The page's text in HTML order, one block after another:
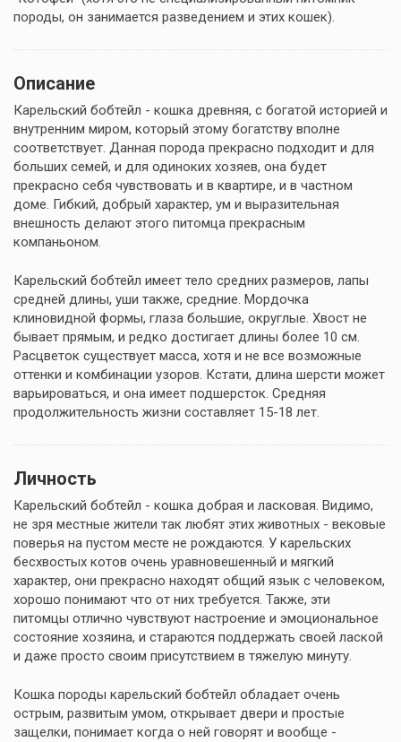
породы, он занимается разведением и этих кошек).
Описание
Карельский бобтейл - кошка древняя, с богатой историей и
внутренним миром, который этому богатству вполне
соответствует. Данная порода прекрасно подходит и для
больших семей, и для одиноких хозяев, она будет
прекрасно себя чувствовать и в квартире, и в частном
доме. Гибкий, добрый характер, ум и выразительная
внешность делают этого питомца прекрасным
компаньоном.
Карельский бобтейл имеет тело средних размеров, лапы
средней длины, уши также, средние. Мордочка
клиновидной формы, глаза большие, округлые. Хвост не
бывает прямым, и редко достигает длины более 10 см.
Расцветок существует масса, хотя и не все возможные
оттенки и комбинации узоров. Кстати, длина шерсти может
варьироваться, и она имеет подшерсток. Средняя
продолжительность жизни составляет 15-18 лет.
Личность
Карельский бобтейл - кошка добрая и ласковая. Видимо,
не зря местные жители так любят этих животных - вековые
поверья на пустом месте не рождаются. У карельских
бесхвостых котов очень уравновешенный и мягкий
характер, они прекрасно находят общий язык с человеком,
хорошо понимают что от них требуется. Также, эти
питомцы отлично чувствуют настроение и эмоциональное
состояние хозяина, и стараются поддержать своей лаской
и даже просто своим присутствием в тяжелую минуту.
Кошка породы карельский бобтейл обладает очень
острым, развитым умом, открывает двери и простые
защелки, понимает когда о ней говорят и вообще -